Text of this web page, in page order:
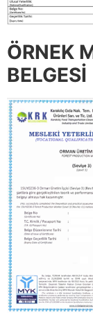
ÖRNEK
BELGESİ